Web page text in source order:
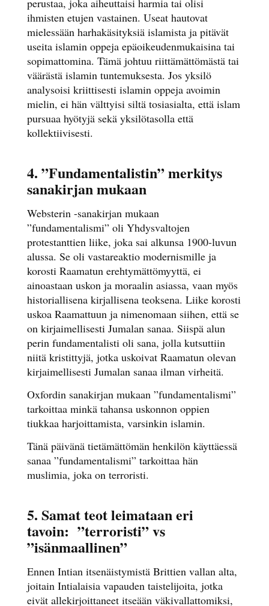
perustaa, joka aiheuttaisi harmia tai olisi
ihmisten etujen vastainen. Useat hautovat
mielessään harhakäsityksiä islamista ja pitävät
useita islamin oppeja epäoikeudenmukaisina tai
sopimattomina. Tämä johtuu riittämättömästä tai
väärästä islamin tuntemuksesta. Jos yksilö
analysoisi kriittisesti islamin oppeja avoimin
mielin, ei hän välttyisi siltä tosiasialta, että islam
pursuaa hyötyjä sekä yksilötasolla että
kollektiivisesti.
4. ”Fundamentalistin” merkitys
sanakirjan mukaan
Websterin -sanakirjan mukaan
”fundamentalismi” oli Yhdysvaltojen
protestanttien liike, joka sai alkunsa 1900-luvun
alussa. Se oli vastareaktio modernismille ja
korosti Raamatun erehtymättömyyttä, ei
ainoastaan uskon ja moraalin asiassa, vaan myös
historiallisena kirjallisena teoksena. Liike korosti
uskoa Raamattuun ja nimenomaan siihen, että se
on kirjaimellisesti Jumalan sanaa. Siispä alun
perin fundamentalisti oli sana, jolla kutsuttiin
niitä kristittyjä, jotka uskoivat Raamatun olevan
kirjaimellisesti Jumalan sanaa ilman virheitä.
Oxfordin sanakirjan mukaan ”fundamentalismi”
tarkoittaa minkä tahansa uskonnon oppien
tiukkaa harjoittamista, varsinkin islamin.
Tänä päivänä tietämättömän henkilön käyttäessä
sanaa ”fundamentalismi” tarkoittaa hän
muslimia, joka on terroristi.
5. Samat teot leimataan eri
tavoin: ”terroristi” vs
”isänmaallinen”
Ennen Intian itsenäistymistä Brittien vallan alta,
joitain Intialaisia vapauden taistelijoita, jotka
eivät allekirjoittaneet itseään väkivallattomiksi,